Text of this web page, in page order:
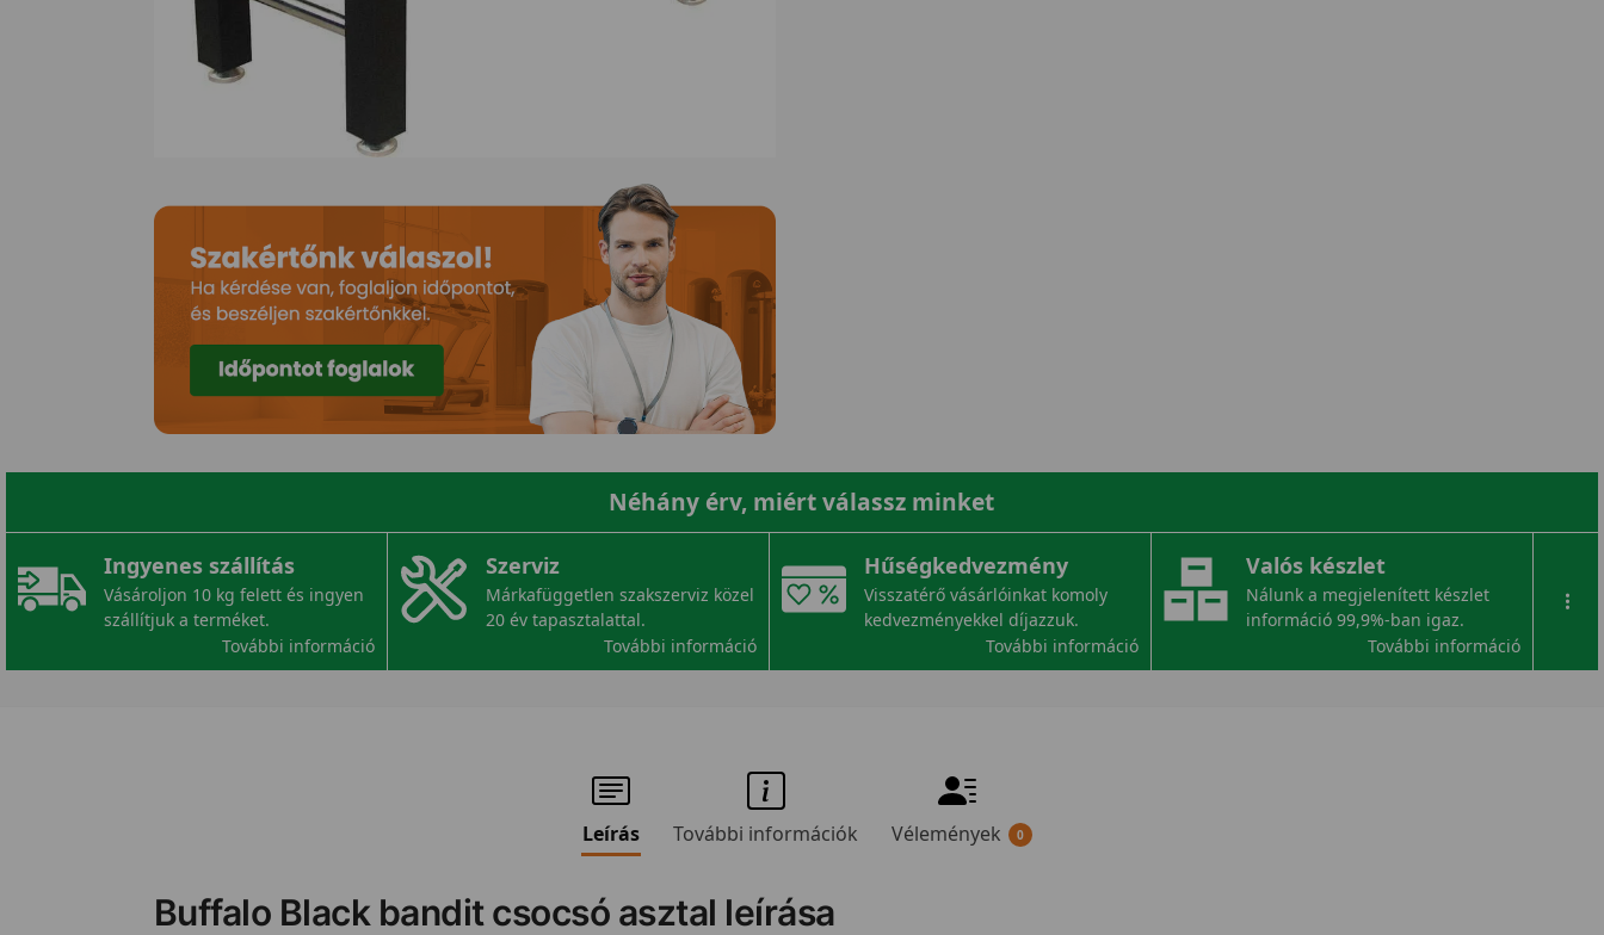
Néhány érv, miért válassz minket
Ingyenes szállítás
Vásároljon 10 kg felett és ingyen
szállítjuk a terméket.
További információ
Szerviz
Márkafüggetlen szakszerviz közel
20 év tapasztalattal.
További információ
Hűségkedvezmény
Visszatérő vásárlóinkat komoly
kedvezményekkel díjazzuk.
További információ
Valós készlet
Nálunk a megjelenített készlet
információ 99,9%-ban igaz.
További információ
...
Leírás További információk Vélemények 0
Buffalo Black bandit csocsó asztal leírása